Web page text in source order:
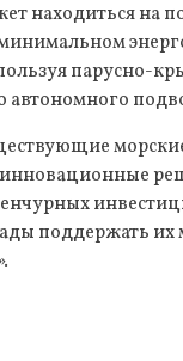
находиться на
парусно-
автономного
поддержать